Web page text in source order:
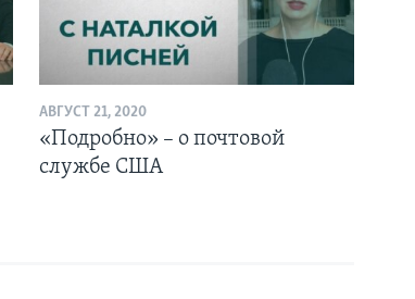
АВГУСТ 21, 2020
«Подробно» – о почтовой
службе США